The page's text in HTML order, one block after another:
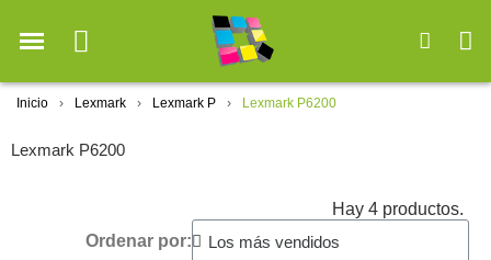
Inicio Lexmark Lexmark P Lexmark P6200
Lexmark P6200
Hay 4 productos.
Ordenar por: